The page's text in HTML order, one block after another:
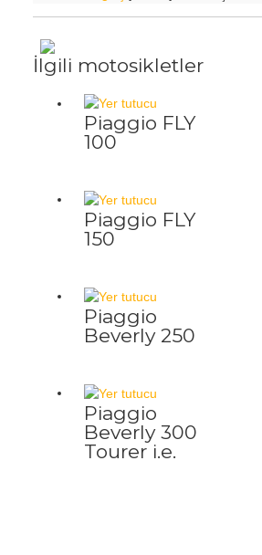
İlgili motosikletler
Piaggio FLY
100
Piaggio FLY
150
Piaggio
Beverly 250
Piaggio
Beverly 300
Tourer i.e.